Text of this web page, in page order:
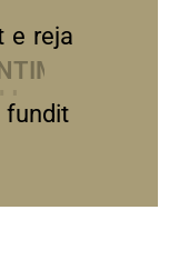
e reja
fundit